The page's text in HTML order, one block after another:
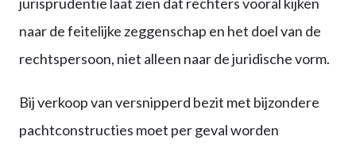
naar de feitelijke zeggenschap en het doel van de
rechtspersoon, niet alleen naar de juridische vorm.
Bij verkoop van versnipperd bezit met bijzondere
pachtconstructies moet per geval worden